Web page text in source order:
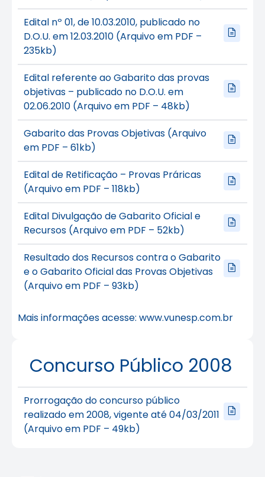
Edital nº 01, de 10.03.2010, publicado no
D.O.U. em 12.03.2010 (Arquivo em PDF –
235kb)
Edital referente ao Gabarito das provas
objetivas – publicado no D.O.U. em
02.06.2010 (Arquivo em PDF – 48kb)
Gabarito das Provas Objetivas (Arquivo
em PDF – 61kb)
Edital de Retificação – Provas Práricas
(Arquivo em PDF – 118kb)
Edital Divulgação de Gabarito Oficial e
Recursos (Arquivo em PDF – 52kb)
Resultado dos Recursos contra o Gabarito
e o Gabarito Oficial das Provas Objetivas
(Arquivo em PDF – 93kb)
Mais informações acesse: www.vunesp.com.br
Concurso Público 2008
Prorrogação do concurso público
realizado em 2008, vigente até 04/03/2011
(Arquivo em PDF – 49kb)